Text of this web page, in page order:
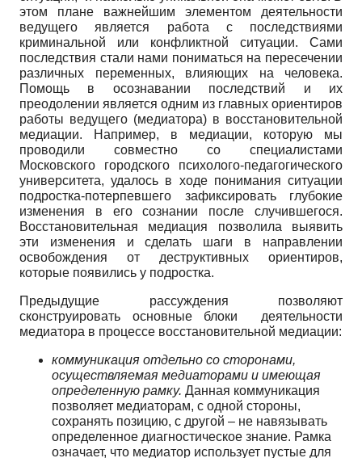
этом плане важнейшим элементом деятельности
ведущего является работа с последствиями
криминальной или конфликтной ситуации. Сами
последствия стали нами пониматься на пересечении
различных переменных, влияющих на человека.
Помощь в осознавании последствий и их
преодолении является одним из главных ориентиров
работы ведущего (медиатора) в восстановительной
медиации. Например, в медиации, которую мы
проводили совместно со специалистами
Московского городского психолого-педагогического
университета, удалось в ходе понимания ситуации
подростка-потерпевшего зафиксировать глубокие
изменения в его сознании после случившегося.
Восстановительная медиация позволила выявить
эти изменения и сделать шаги в направлении
освобождения от деструктивных ориентиров,
которые появились у подростка.
Предыдущие рассуждения позволяют
сконструировать основные блоки деятельности
медиатора в процессе восстановительной медиации:
коммуникация отдельно со сторонами,
осуществляемая медиаторами и имеющая
определенную рамку. Данная коммуникация
позволяет медиаторам, с одной стороны,
сохранять позицию, с другой – не навязывать
определенное диагностическое знание. Рамка
означает, что медиатор использует пустые для